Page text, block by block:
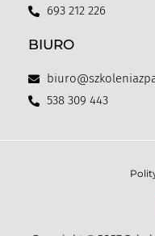
693 212 226
BIURO
538 309 443